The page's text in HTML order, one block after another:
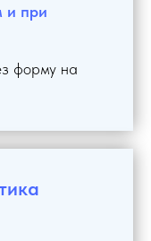
и при
форму на